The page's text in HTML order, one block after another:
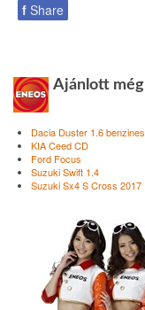
f Share
Ajánlott még
Dacia Duster 1.6 benzines
KIA Ceed CD
Ford Focus
Suzuki Swift 1.4
Suzuki Sx4 S Cross 2017